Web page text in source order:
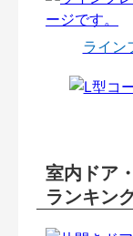
ライン
室内ドア
ランキン